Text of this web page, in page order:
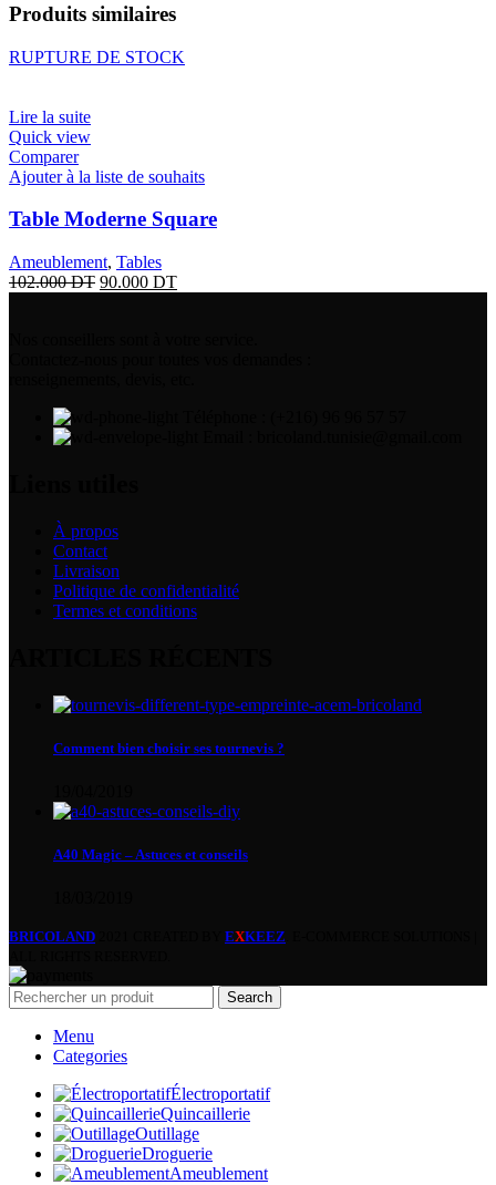
Produits similaires
RUPTURE DE STOCK
Lire la suite
Quick view
Comparer
Ajouter à la liste de souhaits
Table Moderne Square
Ameublement, Tables
102.000DT 90.000 DT
À propos
Contact
Livraison
Politique de confidentialité
Termes et conditions
Comment bien choisir ses tournevis ?
A40 Magic – Astuces et conseils
BRICOLAND EXKEEZ
Search
Menu
Categories
Électroportatif
Quincaillerie
Outillage
Droguerie
Ameublement